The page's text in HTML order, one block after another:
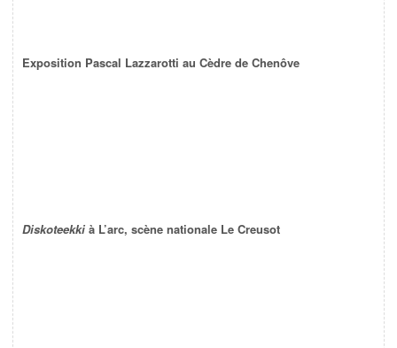
Exposition Pascal Lazzarotti au Cèdre de Chenôve
Diskoteekki à L’arc, scène nationale Le Creusot